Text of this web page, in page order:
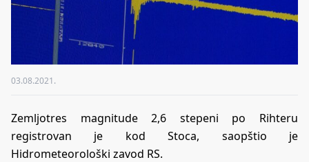
03.08.2021.
Zemljotres magnitude 2,6 stepeni po Rihteru
registrovan je kod Stoca, saopštio je
Hidrometeorološki zavod RS.